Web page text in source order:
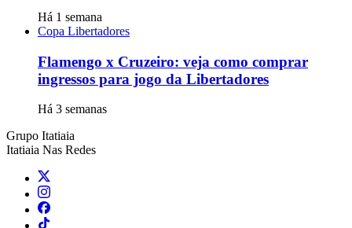
Há 1 semana
Copa Libertadores
Flamengo x Cruzeiro: veja como comprar
ingressos para jogo da Libertadores
Há 3 semanas
Grupo Itatiaia
Itatiaia Nas Redes